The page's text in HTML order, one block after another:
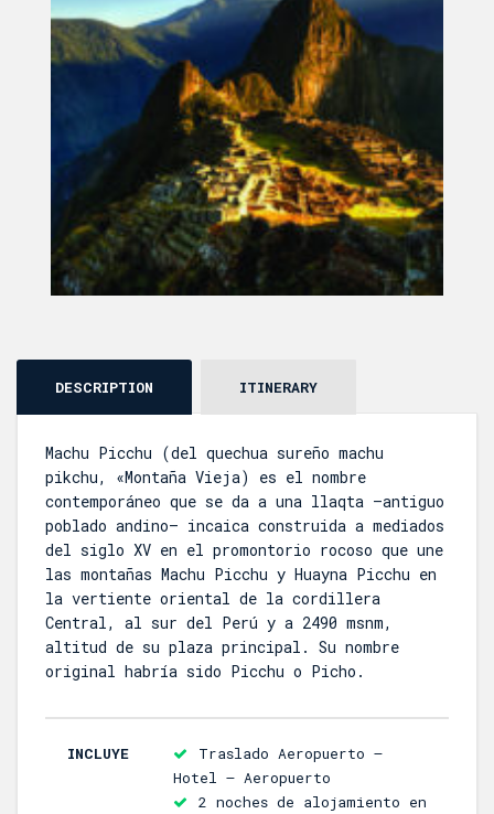
DESCRIPTION ITINERARY
Machu Picchu (del quechua sureño machu
pikchu, «Montaña Vieja) es el nombre
contemporáneo que se da a una llaqta —antiguo
poblado andino— incaica construida a mediados
del siglo XV en el promontorio rocoso que une
las montañas Machu Picchu y Huayna Picchu en
la vertiente oriental de la cordillera
Central, al sur del Perú y a 2490 msnm,
altitud de su plaza principal. Su nombre
original habría sido Picchu o Picho.
INCLUYE
Traslado Aeropuerto –
Hotel – Aeropuerto
2 noches de alojamiento en